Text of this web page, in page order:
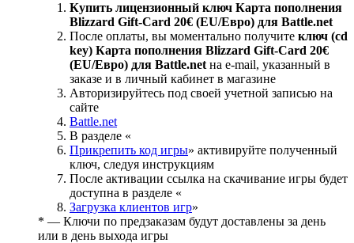
Купить лицензионный ключ Карта пополнения
Blizzard Gift-Card 20€ (EU/Евро) для Battle.net
После оплаты, вы моментально получите ключ (cd
key) Карта пополнения Blizzard Gift-Card 20€
(EU/Евро) для Battle.net на е-mail, указанный в
заказе и в личный кабинет в магазине
Авторизируйтесь под своей учетной записью на
сайте
Battle.net
В разделе «
Прикрепить код игры» активируйте полученный
ключ, следуя инструкциям
После активации ссылка на скачивание игры будет
доступна в разделе «
Загрузка клиентов игр»
* — Ключи по предзаказам будут доставлены за день
или в день выхода игры